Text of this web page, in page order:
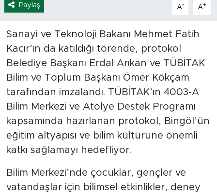
Paylaş A- A+
Sanayi ve Teknoloji Bakanı Mehmet Fatih
Kacır’ın da katıldığı törende, protokol
Belediye Başkanı Erdal Arıkan ve TÜBİTAK
Bilim ve Toplum Başkanı Ömer Kökçam
tarafından imzalandı. TÜBİTAK’ın 4003-A
Bilim Merkezi ve Atölye Destek Programı
kapsamında hazırlanan protokol, Bingöl’ün
eğitim altyapısı ve bilim kültürüne önemli
katkı sağlamayı hedefliyor.
Bilim Merkezi’nde çocuklar, gençler ve
vatandaşlar için bilimsel etkinlikler, deney
Bingöl Kaza Haberleri